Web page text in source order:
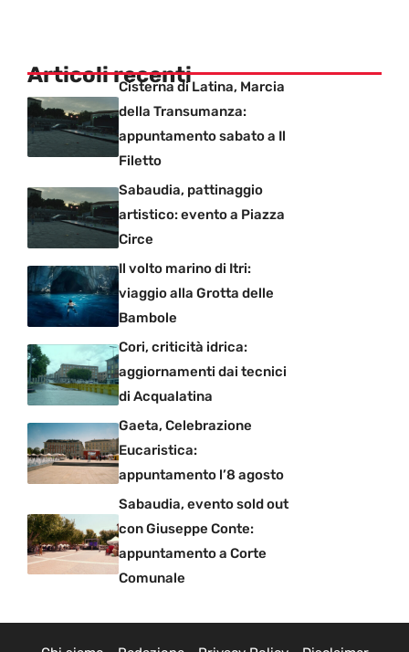
Articoli recentiCisterna di Latina, Marcia
della Transumanza:
appuntamento sabato a Il
Filetto
Sabaudia, pattinaggio
artistico: evento a Piazza
Circe
Il volto marino di Itri:
viaggio alla Grotta delle
Bambole
Cori, criticità idrica:
aggiornamenti dai tecnici
di Acqualatina
Gaeta, Celebrazione
Eucaristica:
appuntamento l’8 agosto
Sabaudia, evento sold out
con Giuseppe Conte:
appuntamento a Corte
Comunale